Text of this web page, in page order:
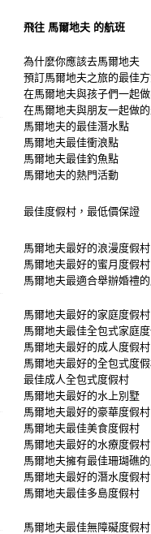
飛往 馬爾地夫 的航班
為什麼你應該去馬爾地夫
預訂馬爾地夫之旅的最佳
在馬爾地夫與孩子們一起
在馬爾地夫與朋友一起做
馬爾地夫的最佳潛水點
馬爾地夫最佳衝浪點
馬爾地夫最佳釣魚點
馬爾地夫的熱門活動
最佳度假村，最低價保證
馬爾地夫最好的浪漫度假村
馬爾地夫最好的蜜月度假村
馬爾地夫最適合舉辦婚禮
馬爾地夫最好的家庭度假村
馬爾地夫最佳全包式家庭
馬爾地夫最好的成人度假村
馬爾地夫最好的全包式度
最佳成人全包式度假村
馬爾地夫最好的水上別墅
馬爾地夫最好的豪華度假村
馬爾地夫最佳美食度假村
馬爾地夫最好的水療度假村
馬爾地夫擁有最佳珊瑚礁
馬爾地夫最好的潛水度假村
馬爾地夫最佳多島度假村
馬爾地夫最佳無障礙度假村